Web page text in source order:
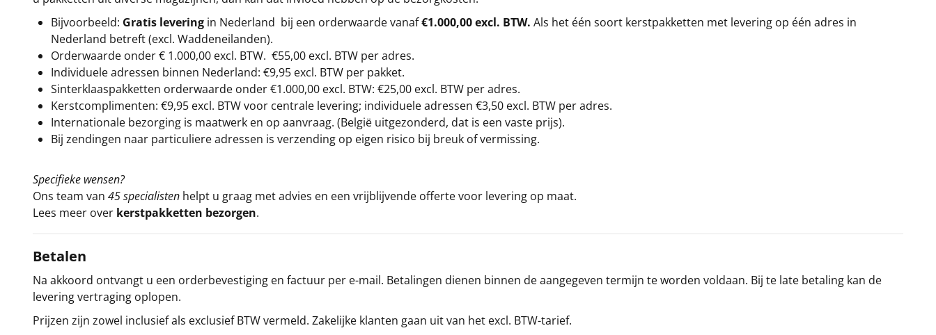
Bijvoorbeeld: Gratis levering in Nederland bij een orderwaarde vanaf€1.000,00 excl. BTW. Als het één soort kerstpakketten met levering op één adres in
Nederland betreft (excl. Waddeneilanden).
Orderwaarde onder € 1.000,00 excl. BTW. €55,00 excl. BTW per adres.
Individuele adressen binnen Nederland: €9,95 excl. BTW per pakket.
Sinterklaaspakketten orderwaarde onder €1.000,00 excl. BTW: €25,00 excl. BTW per adres.
Kerstcomplimenten: €9,95 excl. BTW voor centrale levering; individuele adressen €3,50 excl. BTW per adres.
Internationale bezorging is maatwerk en op aanvraag. (België uitgezonderd, dat is een vaste prijs).
Bij zendingen naar particuliere adressen is verzending op eigen risico bij breuk of vermissing.
Specifieke wensen?
Ons team van 45 specialisten helpt u graag met advies en een vrijblijvende offerte voor levering op maat.
Lees meer over kerstpakketten bezorgen.
Betalen
Na akkoord ontvangt u een orderbevestiging en factuur per e-mail. Betalingen dienen binnen de aangegeven termijn te worden voldaan. Bij te late betaling kan de
levering vertraging oplopen.
Prijzen zijn zowel inclusief als exclusief BTW vermeld. Zakelijke klanten gaan uit van het excl. BTW-tarief.